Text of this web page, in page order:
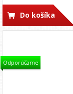
Do košíka
Odporúčame